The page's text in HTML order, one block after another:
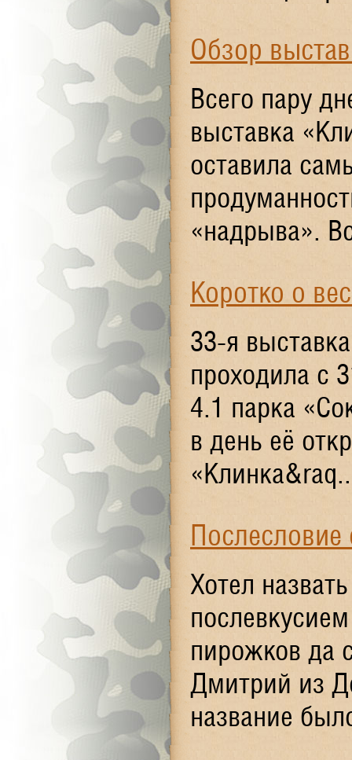
Обзор
Всего пару
выставка
оставила
«надрыва».
Коротко о
33-я
проходила с
4.1 парка
в день её
Хотел
пирожков да
Дмитрий из
название